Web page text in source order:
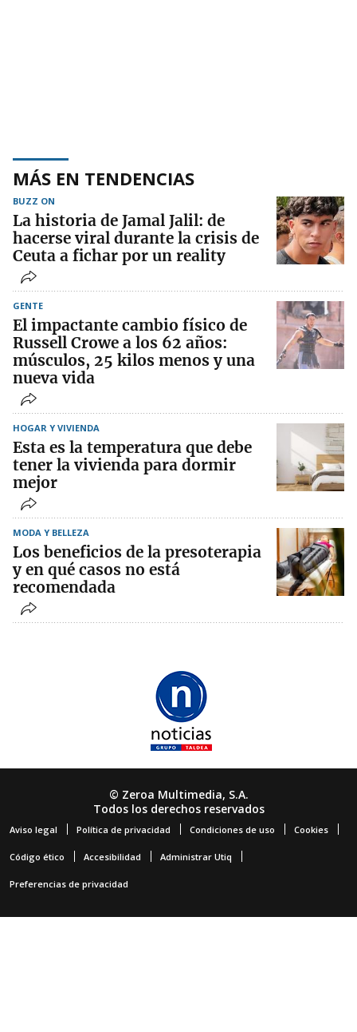
MÁS EN TENDENCIAS
BUZZ ON
La historia de Jamal Jalil: de
hacerse viral durante la crisis de
Ceuta a fichar por un reality
GENTE
El impactante cambio físico de
Russell Crowe a los 62 años:
músculos, 25 kilos menos y una
nueva vida
HOGAR Y VIVIENDA
Esta es la temperatura que debe
tener la vivienda para dormir
mejor
MODA Y BELLEZA
Los beneficios de la presoterapia
y en qué casos no está
recomendada
© Zeroa Multimedia, S.A.
Todos los derechos reservados
Aviso legal Política de privacidad Condiciones de uso Cookies
Código ético Accesibilidad Administrar Utiq
Preferencias de privacidad